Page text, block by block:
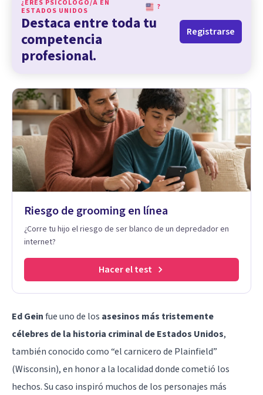
¿ERES PSICÓLOGO/A EN
ESTADOS UNIDOS
?
Destaca entre toda tu
competencia
profesional.
Registrarse
Riesgo de grooming en línea
¿Corre tu hijo el riesgo de ser blanco de un depredador en
internet?
Hacer el test
Ed Geinfue uno de los asesinos más tristemente
célebres de la historia criminal de Estados Unidos,
también conocido como “el carnicero de Plainfield”
(Wisconsin), en honor a la localidad donde cometió los
hechos. Su caso inspiró muchos de los personajes más